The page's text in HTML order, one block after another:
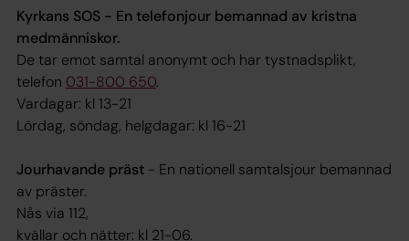
Kyrkans SOS - En telefonjour bemannad av kristna
medmänniskor.
De tar emot samtal anonymt och har tystnadsplikt,
telefon 031-800 650.
Vardagar: kl 13-21
Lördag, söndag, helgdagar: kl 16-21
Jourhavande präst - En nationell samtalsjour bemannad
av präster.
Nås via 112,
kvällar och nätter: kl 21-06.